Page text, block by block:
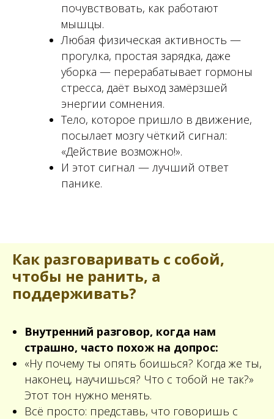
почувствовать, как работают
мышцы.
Любая физическая активность —
прогулка, простая зарядка, даже
уборка — перерабатывает гормоны
стресса, даёт выход замёрзшей
энергии сомнения.
Тело, которое пришло в движение,
посылает мозгу чёткий сигнал:
«Действие возможно!».
И этот сигнал — лучший ответ
панике.
Как разговаривать с собой,
чтобы не ранить, а
поддерживать?
Внутренний разговор, когда нам
страшно, часто похож на допрос:
«Ну почему ты опять боишься? Когда же ты,
наконец, научишься? Что с тобой не так?»
Этот тон нужно менять.
Всё просто: представь, что говоришь с